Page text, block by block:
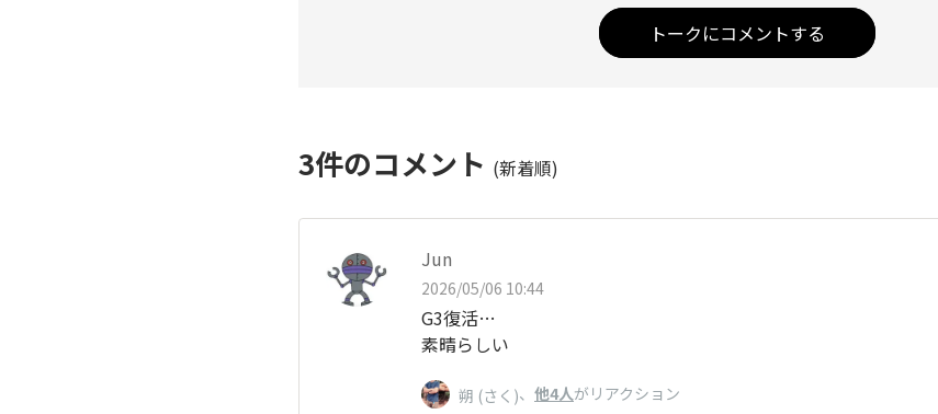
トークにコメントする
3件のコメント (新着順)
Jun
2026/05/06 10:44
G3復活…
素晴らしい
朔 (さく)、 他4人がリアクション